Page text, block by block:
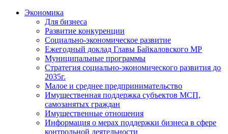
Экономика
Для бизнеса
Развитие конкуренции
Социально-экономическое развитие
Ежегодный доклад Главы Байкаловского МР
Муниципальные программы
Стратегия социально-экономического развития до
2035г.
Малое и среднее предпринимательство
Имущественная поддержка субъектов МСП,
самозанятых граждан
Имущественные отношения
Информация о мерах поддержки бизнеса в сфере
контрольной деятельности